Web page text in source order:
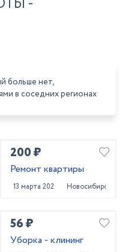
больше нет,
в соседних регионах
200 ₽
Ремонт квартиры
13 марта 2024 Новосибирск
56 ₽
Уборка - клининг